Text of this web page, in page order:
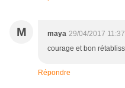
M maya 29/04/2017 11:37
Répondre